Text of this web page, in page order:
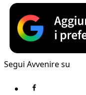
Segui Avvenire su